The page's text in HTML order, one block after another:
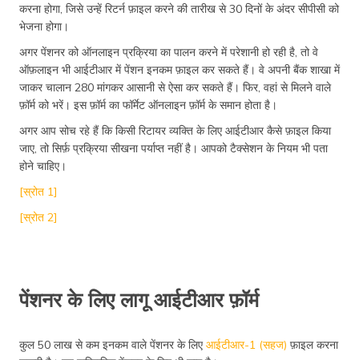
करना होगा, जिसे उन्हें रिटर्न फ़ाइल करने की तारीख से 30 दिनों के अंदर सीपीसी को
भेजना होगा।
अगर पेंशनर को ऑनलाइन प्रक्रिया का पालन करने में परेशानी हो रही है, तो वे
ऑफ़लाइन भी आईटीआर में पेंशन इनकम फ़ाइल कर सकते हैं। वे अपनी बैंक शाखा में
जाकर चालान 280 मांगकर आसानी से ऐसा कर सकते हैं। फिर, वहां से मिलने वाले
फ़ॉर्म को भरें। इस फ़ॉर्म का फॉर्मेट ऑनलाइन फ़ॉर्म के समान होता है।
अगर आप सोच रहे हैं कि किसी रिटायर व्यक्ति के लिए आईटीआर कैसे फ़ाइल किया
जाए, तो सिर्फ़ प्रक्रिया सीखना पर्याप्त नहीं है। आपको टैक्सेशन के नियम भी पता
होने चाहिए।
[स्रोत 1]
[स्रोत 2]
पेंशनर के लिए लागू आईटीआर फ़ॉर्म
कुल 50 लाख से कम इनकम वाले पेंशनर के लिए आईटीआर-1 (सहज) फ़ाइल करना